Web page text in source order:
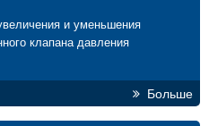
и уменьшения
клапана давления
Больше